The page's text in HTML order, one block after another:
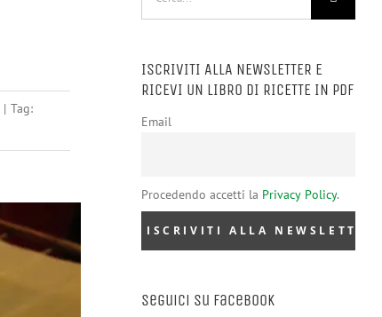
| Tag:
ISCRIVITI ALLA NEWSLETTER E
RICEVI UN LIBRO DI RICETTE IN PDF
Email
Procedendo accetti la Privacy Policy.
Seguici su Facebook